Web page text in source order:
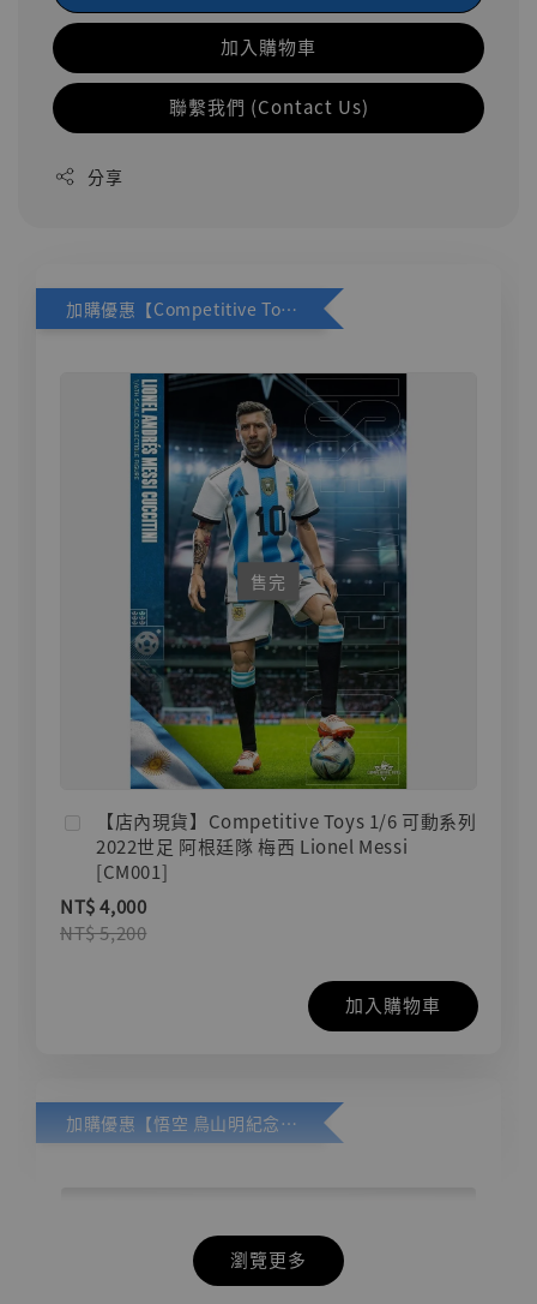
加入購物車
聯繫我們 (Contact Us)
分享
加購優惠【Competitive Toys 梅西 [CM001]】
售完
【店內現貨】Competitive Toys 1/6 可動系列
2022世足 阿根廷隊 梅西 Lionel Messi
[CM001]
NT$ 4,000
NT$ 5,200
加入購物車
加購優惠【悟空 鳥山明紀念款 [奇蹟工作室]】
瀏覽更多